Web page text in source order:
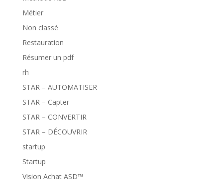
Métier
Non classé
Restauration
Résumer un pdf
rh
STAR – AUTOMATISER
STAR – Capter
STAR – CONVERTIR
STAR – DÉCOUVRIR
startup
Startup
Vision Achat ASD™